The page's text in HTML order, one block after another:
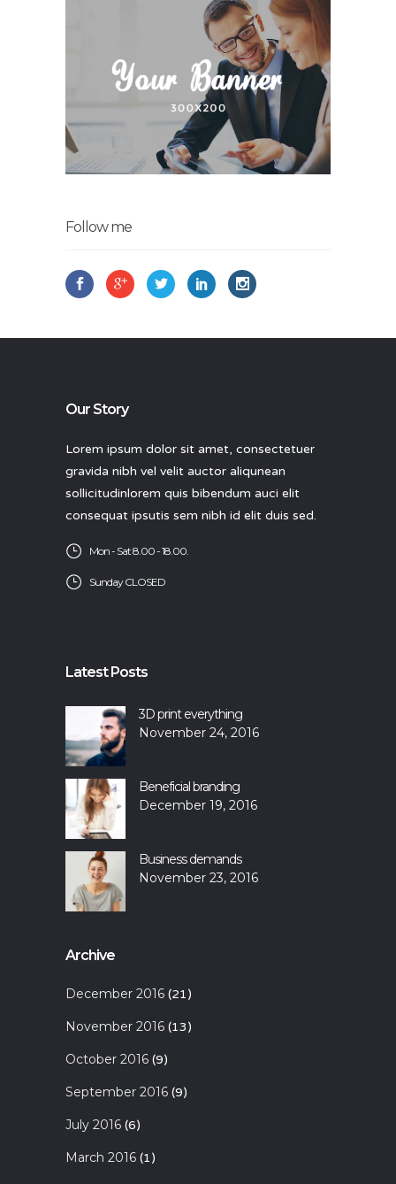
Follow me
Our Story
Lorem ipsum dolor sit amet, consectetuer
gravida nibh vel velit auctor aliqunean
sollicitudinlorem quis bibendum auci elit
consequat ipsutis sem nibh id elit duis sed.
Mon - Sat 8.00 - 18.00.
Sunday CLOSED
Latest Posts
3D print everything
November 24, 2016
Beneficial branding
December 19, 2016
Business demands
November 23, 2016
Archive
December 2016 (21)
November 2016 (13)
October 2016 (9)
September 2016 (9)
July 2016 (6)
March 2016 (1)